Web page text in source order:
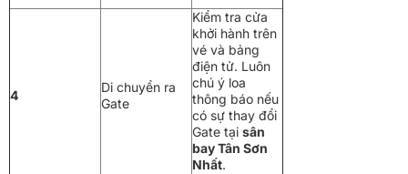
4
Di chuyển ra
Gate
Kiểm tra cửa
khởi hành trên
vé và bảng
điện tử. Luôn
chú ý loa
thông báo nếu
có sự thay đổi
Gate tại sân
bay Tân Sơn
Nhất.